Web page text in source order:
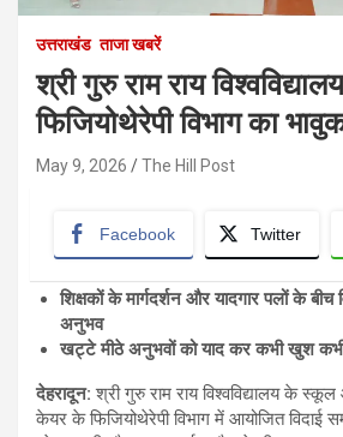
उत्तराखंड ताजा खबरें
श्री गुरु राम राय
फिजियोथेरेपी विभाग का
May 9, 2026 The Hill Post
Facebook Twitter
शिक्षकों के मार्गदर्शन और यादगार पलों के बीच
अनुभव
खट्टे मीठे अनुभवों को याद कर कभी खुश कभी
देहरादून: श्री गुरु राम राय विश्वविद्यालय के
केयर के फिजियोथेरेपी विभाग में आयोजित विदाई